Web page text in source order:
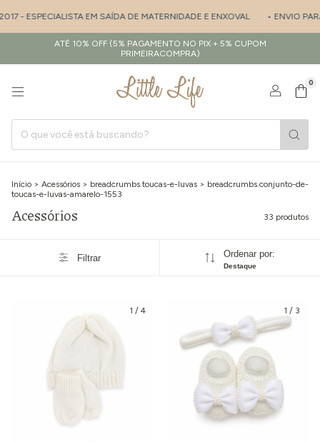
EM SAÍDA DE MATERNIDADE E ENXOVAL • ENVIO PARA
ATÉ 10% OFF (5% PAGAMENTO NO PIX + 5% CUPOM
PRIMEIRACOMPRA)
0
Início > Acessórios > breadcrumbs.toucas-e-luvas > breadcrumbs.conjunto-de-
toucas-e-luvas-amarelo-1553
Acessórios 33 produtos
Filtrar Ordenar por:
Destaque
1 / 4 1 / 3